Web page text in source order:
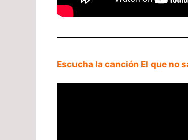
Escucha la canción El que no